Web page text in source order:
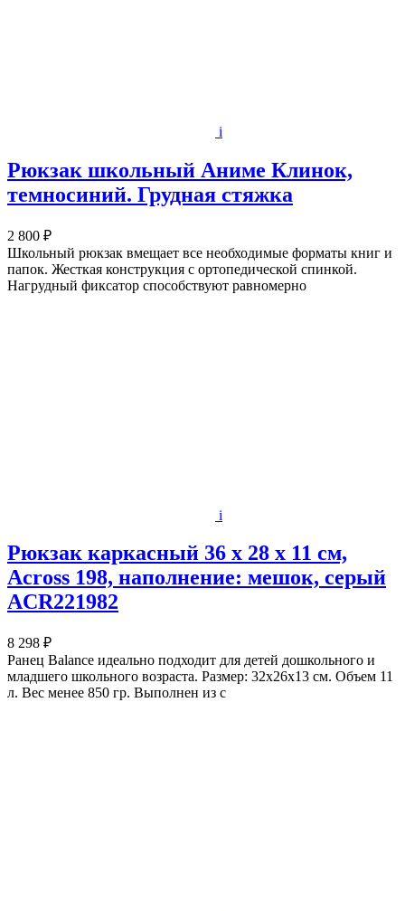
i
Рюкзак школьный Аниме Клинок,
темносиний. Грудная стяжка
2 800 ₽
Школьный рюкзак вмещает все необходимые форматы книг и
папок. Жесткая конструкция с ортопедической спинкой.
Нагрудный фиксатор способствуют равномерно
i
Рюкзак каркасный 36 х 28 х 11 см,
Across 198, наполнение: мешок, серый
ACR221982
8 298 ₽
Ранец Balance идеально подходит для детей дошкольного и
младшего школьного возраста. Размер: 32х26х13 см. Объем 11
л. Вес менее 850 гр. Выполнен из с